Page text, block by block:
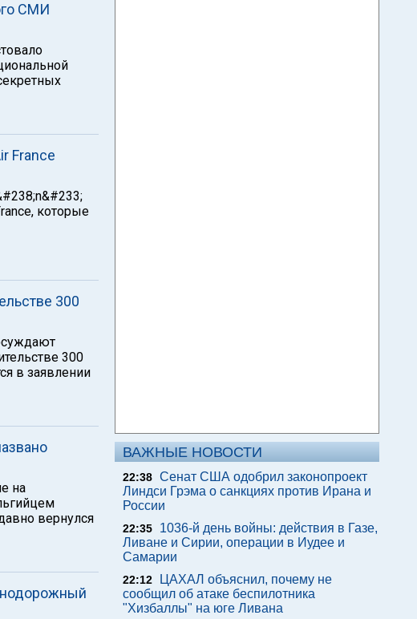
СМИ
France
которые
300
300
в заявлении
на
вернулся
ВАЖНЫЕ НОВОСТИ
22:38 Сенат США одобрил законопроект
Линдси Грэма о санкциях против Ирана и
России
22:35
1036-й день войны: действия в Газе,
Ливане и Сирии, операции в Иудее и
Самарии
22:12
ЦАХАЛ объяснил, почему не
сообщил об атаке беспилотника
"Хизбаллы" на юге Ливана